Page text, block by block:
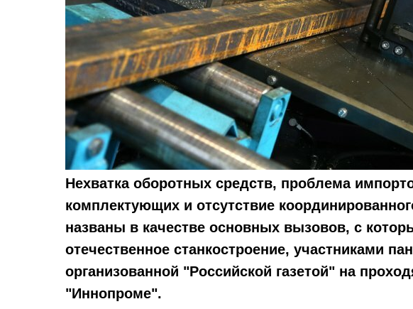
Нехватка оборотных средств, проблема
комплектующих и отсутствие
названы в качестве основных вызовов, с
отечественное станкостроение, участниками
организованной "Российской газетой" на
"Иннопроме".